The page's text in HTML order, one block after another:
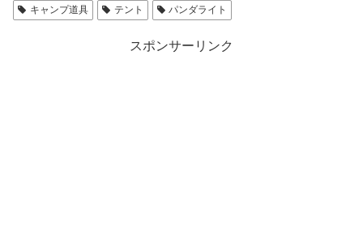
キャンプ道具
テント パンダライト
スポンサーリンク